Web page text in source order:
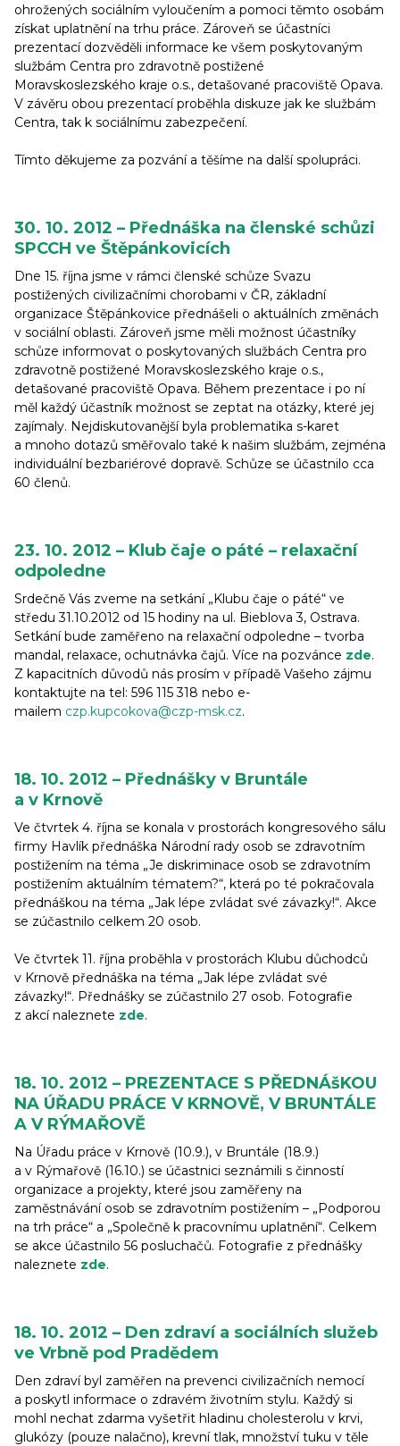
ohrožených sociálním vyloučením a pomoci těmto osobám
získat uplatnění na trhu práce. Zároveň se účastníci
prezentací dozvěděli informace ke všem poskytovaným
službám Centra pro zdravotně postižené
Moravskoslezského kraje o.s., detašované pracoviště Opava.
V závěru obou prezentací proběhla diskuze jak ke službám
Centra, tak k sociálnímu zabezpečení.
Tímto děkujeme za pozvání a těšíme na další spolupráci.
30. 10. 2012 – Přednáška na členské schůzi
SPCCH ve Štěpánkovicích
Dne 15. října jsme v rámci členské schůze Svazu
postižených civilizačními chorobami v ČR, základní
organizace Štěpánkovice přednášeli o aktuálních změnách
v sociální oblasti. Zároveň jsme měli možnost účastníky
schůze informovat o poskytovaných službách Centra pro
zdravotně postižené Moravskoslezského kraje o.s.,
detašované pracoviště Opava. Během prezentace i po ní
měl každý účastník možnost se zeptat na otázky, které jej
zajímaly. Nejdiskutovanější byla problematika s-karet
a mnoho dotazů směřovalo také k našim službám, zejména
individuální bezbariérové dopravě. Schůze se účastnilo cca
60 členů.
23. 10. 2012 – Klub čaje o páté – relaxační
odpoledne
Srdečně Vás zveme na setkání „Klubu čaje o páté“ ve
středu 31.10.2012 od 15 hodiny na ul. Bieblova 3, Ostrava.
Setkání bude zaměřeno na relaxační odpoledne – tvorba
mandal, relaxace, ochutnávka čajů. Více na pozvánce zde.
Z kapacitních důvodů nás prosím v případě Vašeho zájmu
kontaktujte na tel: 596 115 318 nebo e-
mailem czp.kupcokova@czp-msk.cz.
18. 10. 2012 – Přednášky v Bruntále
a v Krnově
Ve čtvrtek 4. října se konala v prostorách kongresového sálu
firmy Havlík přednáška Národní rady osob se zdravotním
postižením na téma „Je diskriminace osob se zdravotním
postižením aktuálním tématem?“, která po té pokračovala
přednáškou na téma „Jak lépe zvládat své závazky!“. Akce
se zúčastnilo celkem 20 osob.
Ve čtvrtek 11. října proběhla v prostorách Klubu důchodců
v Krnově přednáška na téma „Jak lépe zvládat své
závazky!“. Přednášky se zúčastnilo 27 osob. Fotografie
z akcí naleznete zde.
18. 10. 2012 – PREZENTACE S PŘEDNÁšKOU
NA ÚŘADU PRÁCE V KRNOVĚ, V BRUNTÁLE
A V RÝMAŘOVĚ
Na Úřadu práce v Krnově (10.9.), v Bruntále (18.9.)
a v Rýmařově (16.10.) se účastnici seznámili s činností
organizace a projekty, které jsou zaměřeny na
zaměstnávání osob se zdravotním postižením – „Podporou
na trh práce“ a „Společně k pracovnímu uplatnění“. Celkem
se akce účastnilo 56 posluchačů. Fotografie z přednášky
naleznete zde.
18. 10. 2012 – Den zdraví a sociálních služeb
ve Vrbně pod Pradědem
Den zdraví byl zaměřen na prevenci civilizačních nemocí
a poskytl informace o zdravém životním stylu. Každý si
mohl nechat zdarma vyšetřit hladinu cholesterolu v krvi,
glukózy (pouze nalačno), krevní tlak, množství tuku v těle